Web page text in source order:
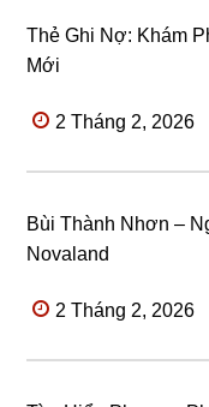
Thẻ Ghi Nợ: Khám
Mới
2 Tháng 2, 2026
Bùi Thành Nhơn –
Novaland
2 Tháng 2, 2026